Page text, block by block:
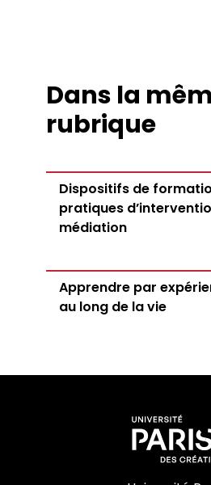
Dans la
rubrique
Dispositifs de
pratiques
médiation
Apprendre par
au long de la vie